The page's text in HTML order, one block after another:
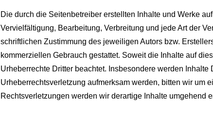
Die durch die Seitenbetreiber erstellten Inhalte und Werke
Vervielfältigung, Bearbeitung, Verbreitung und jede Art der
schriftlichen Zustimmung des jeweiligen Autors bzw.
kommerziellen Gebrauch gestattet. Soweit die Inhalte auf
Urheberrechte Dritter beachtet. Insbesondere werden
Urheberrechtsverletzung aufmerksam werden, bitten wir um
Rechtsverletzungen werden wir derartige Inhalte umgehend